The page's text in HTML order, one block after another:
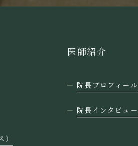
医師紹介
院長プロフィール
院長インタビュー